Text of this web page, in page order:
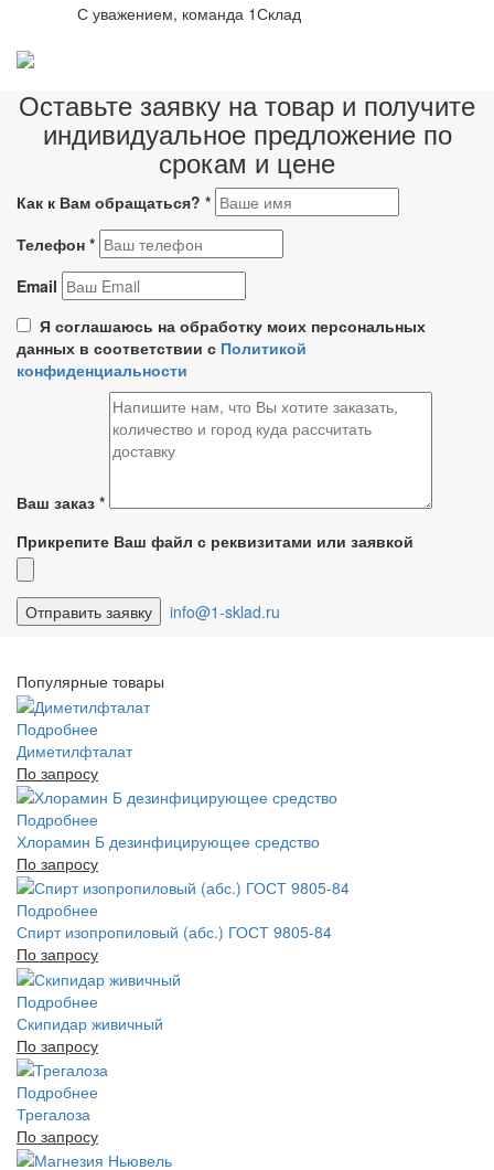
С уважением, команда 1Склад
Оставьте заявку на товар и получите
индивидуальное предложение по
срокам и цене
Как к Вам обращаться? *
Телефон *
Email
Я соглашаюсь на обработку моих персональных
данных в соответствии с Политикой
конфиденциальности
Ваш заказ *
Прикрепите Ваш файл с реквизитами или заявкой
info@1-sklad.ru
Популярные товары
Подробнее
Диметилфталат
По запросу
Подробнее
Хлорамин Б дезинфицирующее средство
По запросу
Подробнее
Спирт изопропиловый (абс.) ГОСТ 9805-84
По запросу
Подробнее
Скипидар живичный
По запросу
Подробнее
Трегалоза
По запросу